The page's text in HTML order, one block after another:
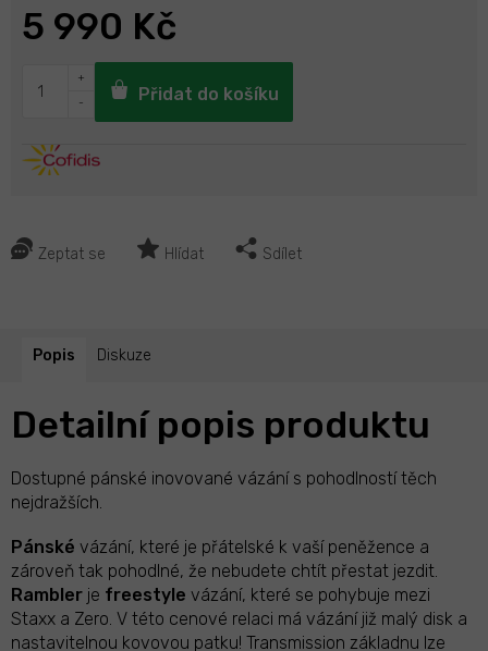
Zeptat se Hlídat Sdílet
5 990 Kč
Přidat do košíku
Popis Diskuze
Detailní popis produktu
Dostupné pánské inovované vázání s pohodlností těch
nejdražších.
Pánské vázání, které je přátelské k vaší peněžence a
zároveň tak pohodlné, že nebudete chtít přestat jezdit.
Rambler je freestyle vázání, které se pohybuje mezi
Staxx a Zero. V této cenové relaci má vázání již malý disk a
nastavitelnou kovovou patku! Transmission základnu lze